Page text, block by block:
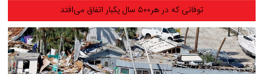
توفانی که در هر۵۰۰ سال یکبار اتفاق می‌افتد